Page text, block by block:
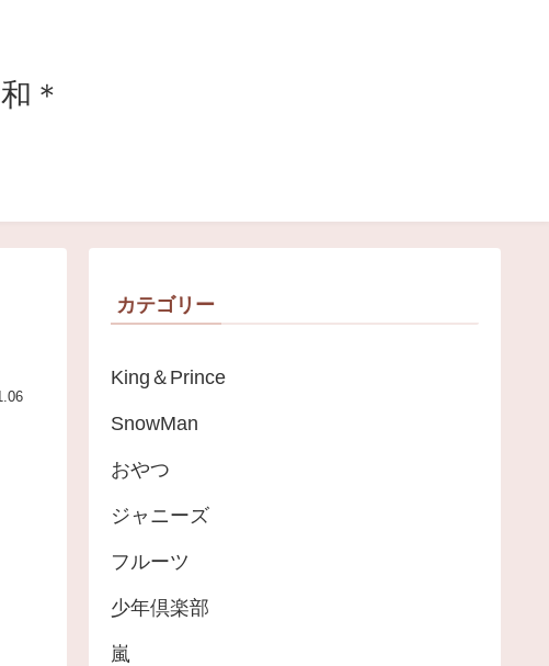
＊
カテゴリー
King＆Prince
SnowMan
おやつ
ジャニーズ
フルーツ
少年倶楽部
嵐